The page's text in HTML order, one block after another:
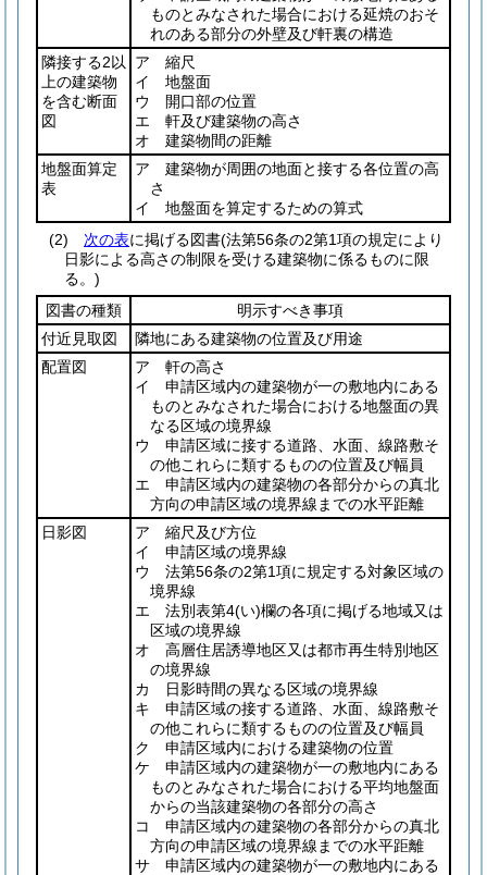
ものとみなされた場合における延焼のおそ
れのある部分の外壁及び軒裏の構造
隣接する2以
上の建築物
を含む断面
図
ア 縮尺
イ 地盤面
ウ 開口部の位置
エ 軒及び建築物の高さ
オ 建築物間の距離
地盤面算定
表
ア 建築物が周囲の地面と接する各位置の高
さ
イ 地盤面を算定するための算式
(2)
次の表に掲げる図書(法第56条の2第1項の規定により
日影による高さの制限を受ける建築物に係るものに限
る。)
図書の種類
明示すべき事項
付近見取図
隣地にある建築物の位置及び用途
配置図
ア 軒の高さ
イ 申請区域内の建築物が一の敷地内にある
ものとみなされた場合における地盤面の異
なる区域の境界線
ウ 申請区域に接する道路、水面、線路敷そ
の他これらに類するものの位置及び幅員
エ 申請区域内の建築物の各部分からの真北
方向の申請区域の境界線までの水平距離
日影図
ア 縮尺及び方位
イ 申請区域の境界線
ウ 法第56条の2第1項に規定する対象区域の
境界線
エ 法別表第4(い)欄の各項に掲げる地域又は
区域の境界線
オ 高層住居誘導地区又は都市再生特別地区
の境界線
カ 日影時間の異なる区域の境界線
キ 申請区域の接する道路、水面、線路敷そ
の他これらに類するものの位置及び幅員
ク 申請区域内における建築物の位置
ケ 申請区域内の建築物が一の敷地内にある
ものとみなされた場合における平均地盤面
からの当該建築物の各部分の高さ
コ 申請区域内の建築物の各部分からの真北
方向の申請区域の境界線までの水平距離
サ 申請区域内の建築物が一の敷地内にある